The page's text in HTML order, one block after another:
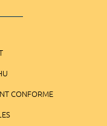
CONFORME